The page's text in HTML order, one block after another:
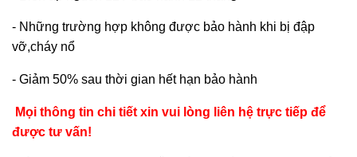
- Những trường hợp không được bảo hành khi bị đập
vỡ,cháy nổ
- Giảm 50% sau thời gian hết hạn bảo hành
Mọi thông tin chi tiết xin vui lòng liên hệ trực tiếp để
được tư vấn!